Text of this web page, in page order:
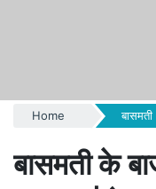
Home बासमती
बासमती के